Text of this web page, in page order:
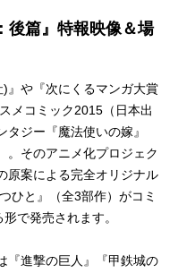
後篇』特報映像＆場
)』や『次にくるマンガ大賞
メコミック2015（日本出
ジー『魔法使いの嫁』
。そのアニメ化プロジェク
原案による完全オリジナル
ひと』（全3部作）がコミ
で発売されます。
進撃の巨人』『甲鉄城の